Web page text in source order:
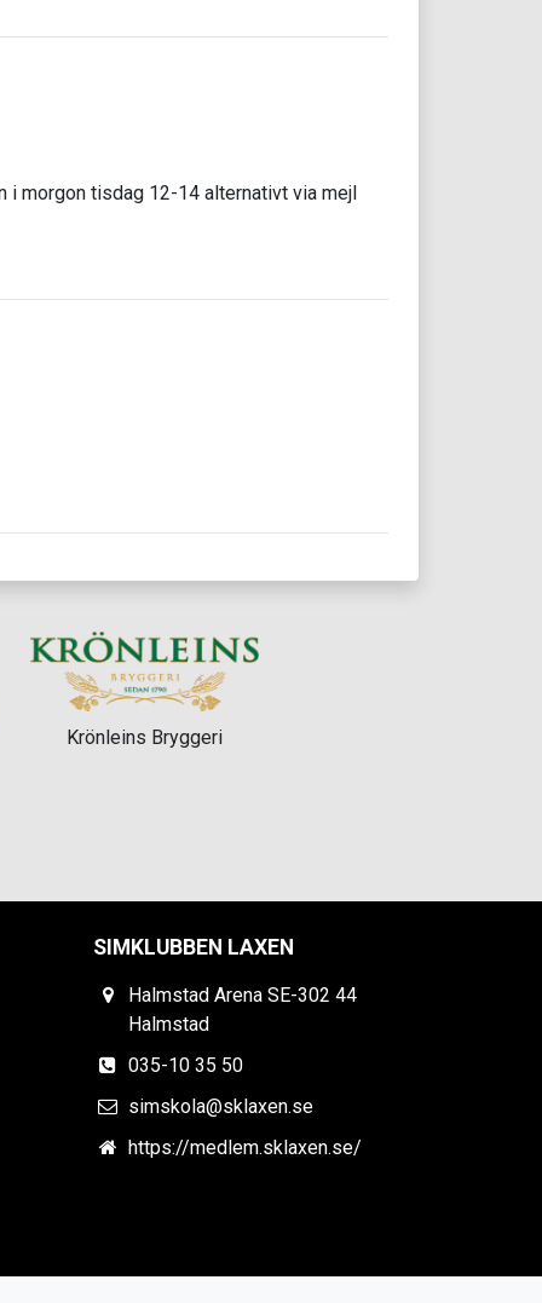
i morgon tisdag 12-14 alternativt via mejl
Krönleins Bryggeri
SIMKLUBBEN LAXEN
Halmstad Arena SE-302 44
Halmstad
035-10 35 50
simskola@sklaxen.se
https://medlem.sklaxen.se/